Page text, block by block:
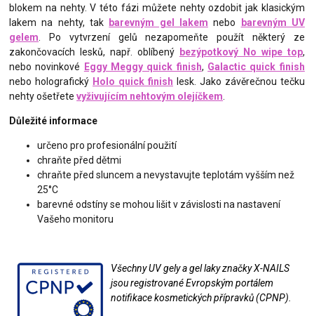
blokem na nehty. V této fázi můžete nehty ozdobit jak klasickým
lakem na nehty, tak barevným gel lakem nebo
barevným UV
gelem. Po vytvrzení gelů nezapomeňte použít některý ze
zakončovacích lesků, např. oblíbený bezýpotkový No wipe top,
nebo novinkové
Eggy Meggy quick finish, Galactic quick finish
nebo holografický Holo quick finish lesk. Jako závěrečnou tečku
nehty ošetřetevyživujícím nehtovým olejíčkem.
Důležité informace
určeno pro profesionální použití
chraňte před dětmi
chraňte před sluncem a nevystavujte teplotám vyšším než
25°C
barevné odstíny se mohou lišit v závislosti na nastavení
Vašeho monitoru
Všechny UV gely a gel laky značky X-NAILS
jsou registrované Evropským portálem
notifikace kosmetických přípravků (CPNP).